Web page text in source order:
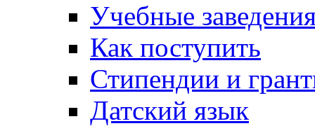
Учебные
Как поступить
Стипендии и
Датский язык